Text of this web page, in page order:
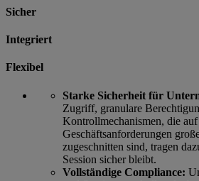
Sicher
Integriert
Flexibel
Starke Sicherheit für
Zugriff, granulare
Kontrollmechanismen, die
Geschäftsanforderungen
zugeschnitten sind, tragen
Session sicher bleibt.
Vollständige Compliance: